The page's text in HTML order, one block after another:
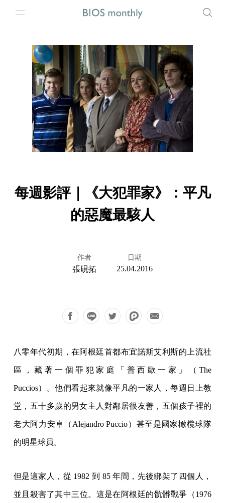
每週影評｜《大犯罪家》：平凡
的惡魔最駭人
作者
張硯拓
日期
25.04.2016
八零年代初期，在阿根廷首都布宜諾斯艾利斯的上流社
區，藏著一個罪犯家庭「普西歐一家」（The
Puccios）。他們看起來就像平凡的一家人，每週日上教
堂，五十多歲的男女主人對鄰居很友善，五個孩子裡的
老大阿力安卓（Alejandro Puccio）甚至是國家橄欖球隊
的明星球員。
但是這家人，從 1982 到 85 年間，先後綁架了四個人，
並且殺害了其中三位。這是在阿根廷的骯髒戰爭（1976